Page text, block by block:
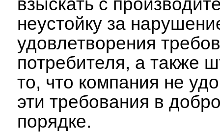
взыскать с
неустойку за
удовлетворения
потребителя, а также
то, что компания не
эти требования в
порядке.